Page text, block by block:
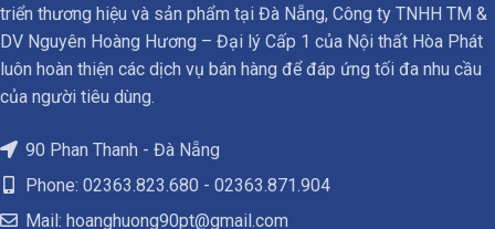
triển thương hiệu và sản phẩm tại Đà Nẵng, Công ty TNHH TM &
DV Nguyên Hoàng Hương – Đại lý Cấp 1 của Nội thất Hòa Phát
luôn hoàn thiện các dịch vụ bán hàng để đáp ứng tối đa nhu cầu
của người tiêu dùng.
90 Phan Thanh - Đà Nẵng
Phone: 02363.823.680 - 02363.871.904
Mail: hoanghuong90pt@gmail.com